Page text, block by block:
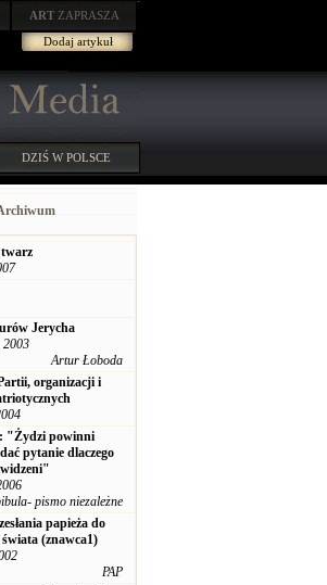
ART ZAPRASZA
Dodaj artykuł
DZIŚ W POLSCE
Jerycha
2003
Artur Łoboda
organizacji i
"Żydzi powinni
pytanie dlaczego
pismo niezależne
papieża do
(znawca1)
PAP